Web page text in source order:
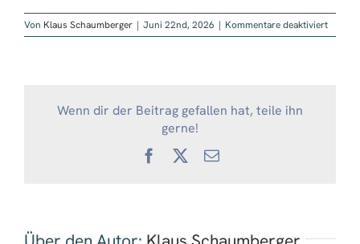
Von Klaus Schaumberger | Juni 22nd, 2026 | Kommentare deaktiviertfür
Hunde-
Wenn dir der Beitrag gefallen hat, teile ihn
gerne!
Facebook
X
E-